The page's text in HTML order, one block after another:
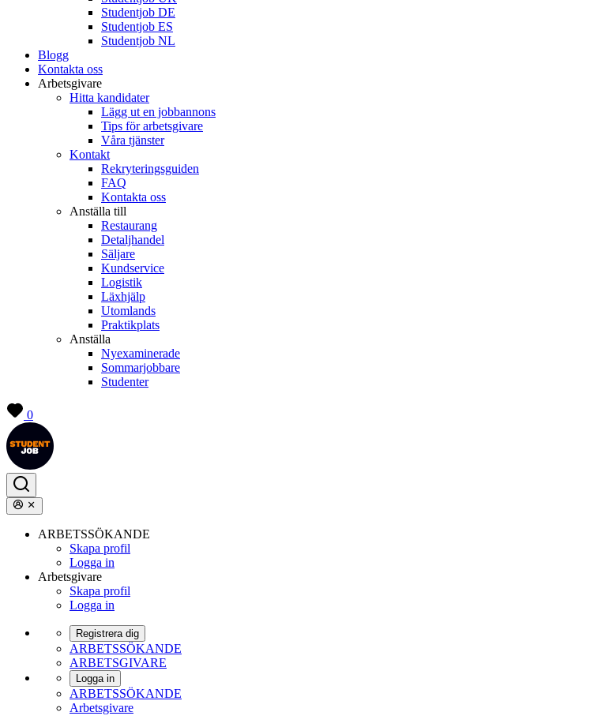
Studentjob DE
Studentjob ES
Studentjob NL
Blogg
Kontakta oss
Arbetsgivare
Hitta kandidater
Lägg ut en jobbannons
Tips för arbetsgivare
Våra tjänster
Kontakt
Rekryteringsguiden
FAQ
Kontakta oss
Anställa till
Restaurang
Detaljhandel
Säljare
Kundservice
Logistik
Läxhjälp
Utomlands
Praktikplats
Anställa
Nyexaminerade
Sommarjobbare
Studenter
0
ARBETSSÖKANDE
Skapa profil
Logga in
Arbetsgivare
Skapa profil
Logga in
Registrera dig
ARBETSSÖKANDE
ARBETSGIVARE
Logga in
ARBETSSÖKANDE
Arbetsgivare